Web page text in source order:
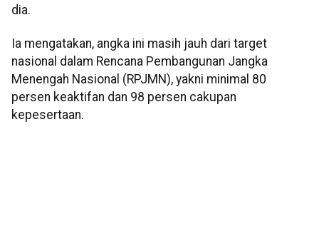
dia.
Ia mengatakan, angka ini masih jauh dari target
nasional dalam Rencana Pembangunan Jangka
Menengah Nasional (RPJMN), yakni minimal 80
persen keaktifan dan 98 persen cakupan
kepesertaan.